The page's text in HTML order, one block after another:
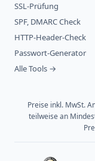
SSL-Prüfung
SPF, DMARC Check
HTTP-Header-Check
Passwort-Generator
Alle Tools →
Preise inkl. MwSt.
teilweise an